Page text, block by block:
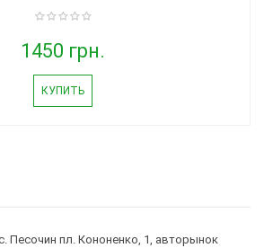
1450 грн.
КУПИТЬ
Песочин пл. Кононенко, 1, авторынок